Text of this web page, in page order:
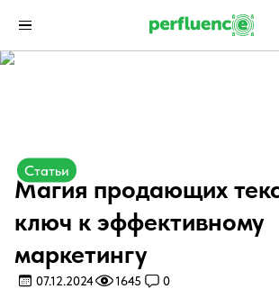
Статьи
Магия продающих
ключ к эффективному
маркетингу
07.12.2024 1645 0